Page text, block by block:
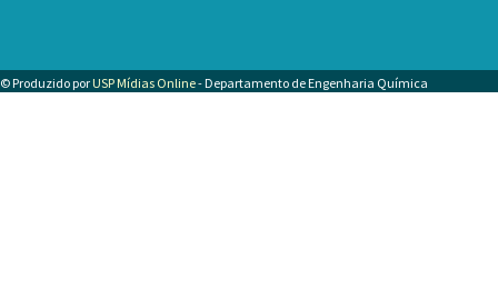
© Produzido por USP Mídias Online- Departamento de Engenharia Química